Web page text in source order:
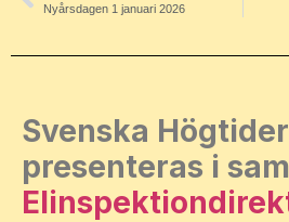
Nyårsdagen 1 januari 2026
Svenska Högtider
presenteras i